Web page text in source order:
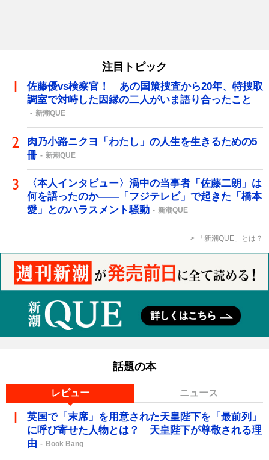
注目トピック
佐藤優vs検察官！ あの国策捜査から20年、特捜取
調室で対峙した因縁の二人がいま語り合ったこと
新潮QUE
肉乃小路ニクヨ「わたし」の人生を生きるための5
冊
新潮QUE
〈本人インタビュー〉渦中の当事者「佐藤二朗」は
何を語ったのか――「フジテレビ」で起きた「橋本
愛」とのハラスメント騒動
新潮QUE
「新潮QUE」とは？
話題の本
レビュー ニュース
英国で「末席」を用意された天皇陛下を「最前列」
に呼び寄せた人物とは？ 天皇陛下が尊敬される理
由
Book Bang